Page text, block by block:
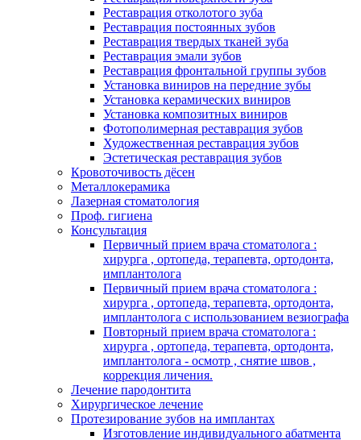
Реставрация отколотого зуба
Реставрация постоянных зубов
Реставрация твердых тканей зуба
Реставрация эмали зубов
Реставрация фронтальной группы зубов
Установка виниров на передние зубы
Установка керамических виниров
Установка композитных виниров
Фотополимерная реставрация зубов
Художественная реставрация зубов
Эстетическая реставрация зубов
Кровоточивость дёсен
Металлокерамика
Лазерная стоматология
Проф. гигиена
Консультация
Первичный прием врача стоматолога :
хирурга , ортопеда, терапевта, ортодонта,
имплантолога
Первичный прием врача стоматолога :
хирурга , ортопеда, терапевта, ортодонта,
имплантолога с использованием везиографа
Повторный прием врача стоматолога :
хирурга , ортопеда, терапевта, ортодонта,
имплантолога - осмотр , снятие швов ,
коррекция личения.
Лечение пародонтита
Хирургическое лечение
Протезирование зубов на имплантах
Изготовление индивидуального абатмента